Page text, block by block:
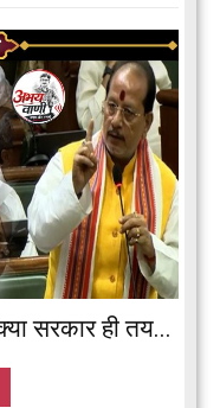
सरकार ही तय...